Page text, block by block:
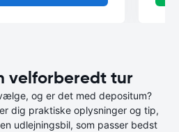
velforberedt tur
og er det med depositum?
dig praktiske oplysninger og tip,
udlejningsbil, som passer bedst